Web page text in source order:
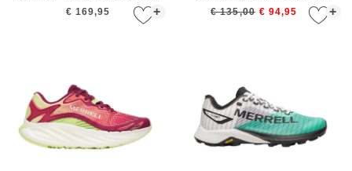
+
Trail Eclipse Black
€ 169,95 +
€ 135,00 € 94,95